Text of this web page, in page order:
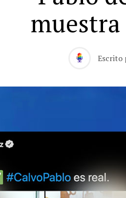
muestra
Escrito